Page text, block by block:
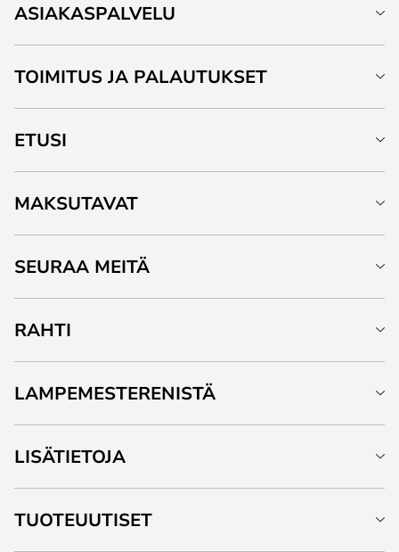
ASIAKASPALVELU
TOIMITUS JA PALAUTUKSET
ETUSI
MAKSUTAVAT
SEURAA MEITÄ
RAHTI
LAMPEMESTERENISTÄ
LISÄTIETOJA
TUOTEUUTISET